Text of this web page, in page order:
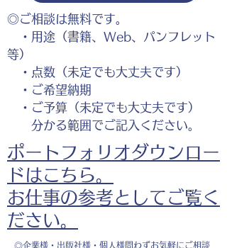
◎ご相談は無料です。
・用途（書籍、Web、パンフレット
等）
・点数（未定でも大丈夫です）
・ご希望納期
・ご予算（未定でも大丈夫です）
分かる範囲でご記入ください。
ポートフォリオダウンロー
ドはこちら。
お仕事の参考としてご覧く
ださい。
◎企業様・出版社様・個人様問わずお気軽にご相談